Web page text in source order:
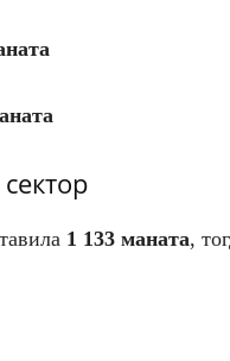
1 133 маната,